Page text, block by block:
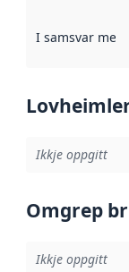
I samsvar med
Ikkje oppgitt
Omgrep
Ikkje oppgitt